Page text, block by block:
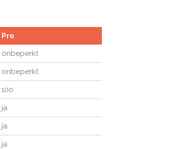
Pro
onbeperkt
onbeperkt
100
ja
ja
ja